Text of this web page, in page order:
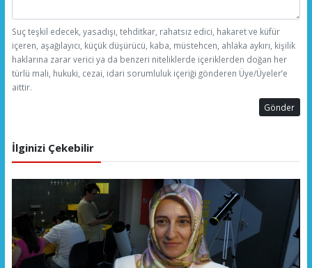
Suç teşkil edecek, yasadışı, tehditkar, rahatsız edici, hakaret ve küfür
içeren, aşağılayıcı, küçük düşürücü, kaba, müstehcen, ahlaka aykırı, kişilik
haklarına zarar verici ya da benzeri niteliklerde içeriklerden doğan her
türlü mali, hukuki, cezai, idari sorumluluk içeriği gönderen Üye/Üyeler’e
aittir.
Gönder
İlginizi Çekebilir